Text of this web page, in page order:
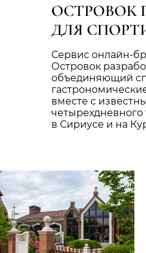
ОСТРОВОК
ДЛЯ
Сервис онлайн-
Островок
объединяющий
вместе с
четырехдневного
в Сириусе и на